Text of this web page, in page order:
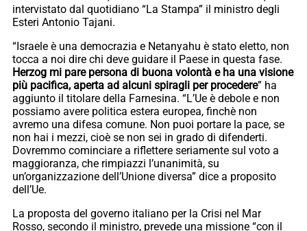
intervistato dal quotidiano “La Stampa” il ministro degli
Esteri Antonio Tajani.
“Israele è una democrazia e Netanyahu è stato eletto, non
tocca a noi dire chi deve guidare il Paese in questa fase.
Herzog mi pare persona di buona volontà e ha una visione
più pacifica, aperta ad alcuni spiragli per procedere” ha
aggiunto il titolare della Farnesina. “L’Ue è debole e non
possiamo avere politica estera europea, finchè non
avremo una difesa comune. Non puoi portare la pace, se
non hai i mezzi, cioè se non sei in grado di difenderti.
Dovremmo cominciare a riflettere seriamente sul voto a
maggioranza, che rimpiazzi l’unanimità, su
un’organizzazione dell’Unione diversa” dice a proposito
dell’Ue.
La proposta del governo italiano per la Crisi nel Mar
Rosso, secondo il ministro, prevede una missione “con il